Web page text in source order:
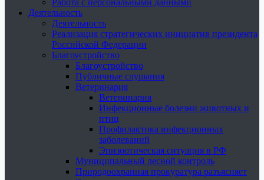
Работа с персональными данными
Деятельность
Деятельность
Реализация стратегических инициатив президента
Российской Федерации
Благоустройство
Благоустройство
Публичные слушания
Ветеринария
Ветеринария
Инфекционные болезни животных и
птиц
Профилактика инфекционных
заболеваний
Эпизоотическая ситуация в РФ
Муниципальный лесной контроль
Природоохранная прокуратура разъясняет